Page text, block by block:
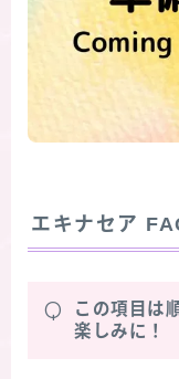
エキナセア
Q
この項目は
楽しみに！